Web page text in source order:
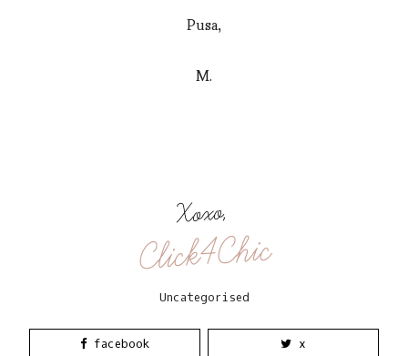
Pusa,
M.
Xoxo,
Click4Chic
Uncategorised
facebook x